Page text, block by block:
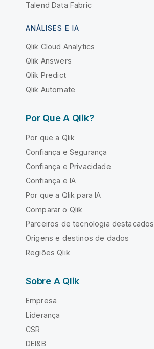
Talend Data Fabric
ANÁLISES E IA
Qlik Cloud Analytics
Qlik Answers
Qlik Predict
Qlik Automate
Por Que A Qlik?
Por que a Qlik
Confiança e Segurança
Confiança e Privacidade
Confiança e IA
Por que a Qlik para IA
Comparar o Qlik
Parceiros de tecnologia destacados
Origens e destinos de dados
Regiões Qlik
Sobre A Qlik
Empresa
Liderança
CSR
DEI&B